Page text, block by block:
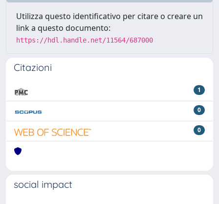
Utilizza questo identificativo per citare o creare un
link a questo documento:
https://hdl.handle.net/11564/687000
Citazioni
1
0
0
social impact